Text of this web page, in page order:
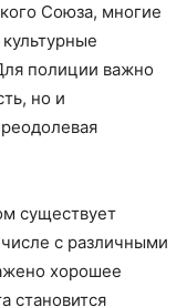
Союза, многие
полиции важно
но и
существует
с различными
хорошее
становится